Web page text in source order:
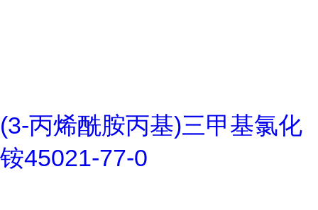
(3-丙烯酰胺丙基)三甲基氯化
铵45021-77-0